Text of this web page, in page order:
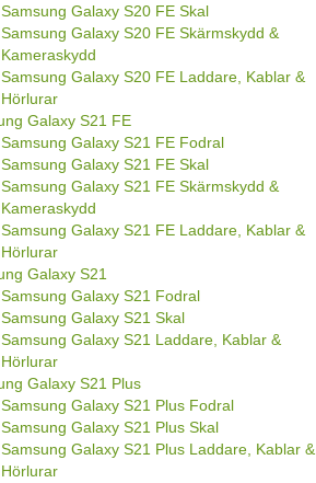
Samsung Galaxy S20 FE Skal
Samsung Galaxy S20 FE Skärmskydd &
Kameraskydd
Samsung Galaxy S20 FE Laddare, Kablar &
Hörlurar
Galaxy S21 FE
Samsung Galaxy S21 FE Fodral
Samsung Galaxy S21 FE Skal
Samsung Galaxy S21 FE Skärmskydd &
Kameraskydd
Samsung Galaxy S21 FE Laddare, Kablar &
Hörlurar
Galaxy S21
Samsung Galaxy S21 Fodral
Samsung Galaxy S21 Skal
Samsung Galaxy S21 Laddare, Kablar &
Hörlurar
Galaxy S21 Plus
Samsung Galaxy S21 Plus Fodral
Samsung Galaxy S21 Plus Skal
Samsung Galaxy S21 Plus Laddare, Kablar &
Hörlurar